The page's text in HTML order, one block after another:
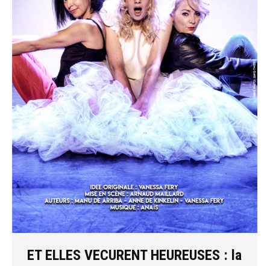
ET ELLES VECURENT HEUREUSES : la